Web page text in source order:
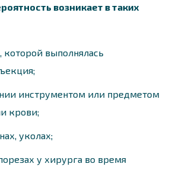
возникает в таких
выполнялась
инструментом или предметом
крови;
уколах;
у хирурга во время